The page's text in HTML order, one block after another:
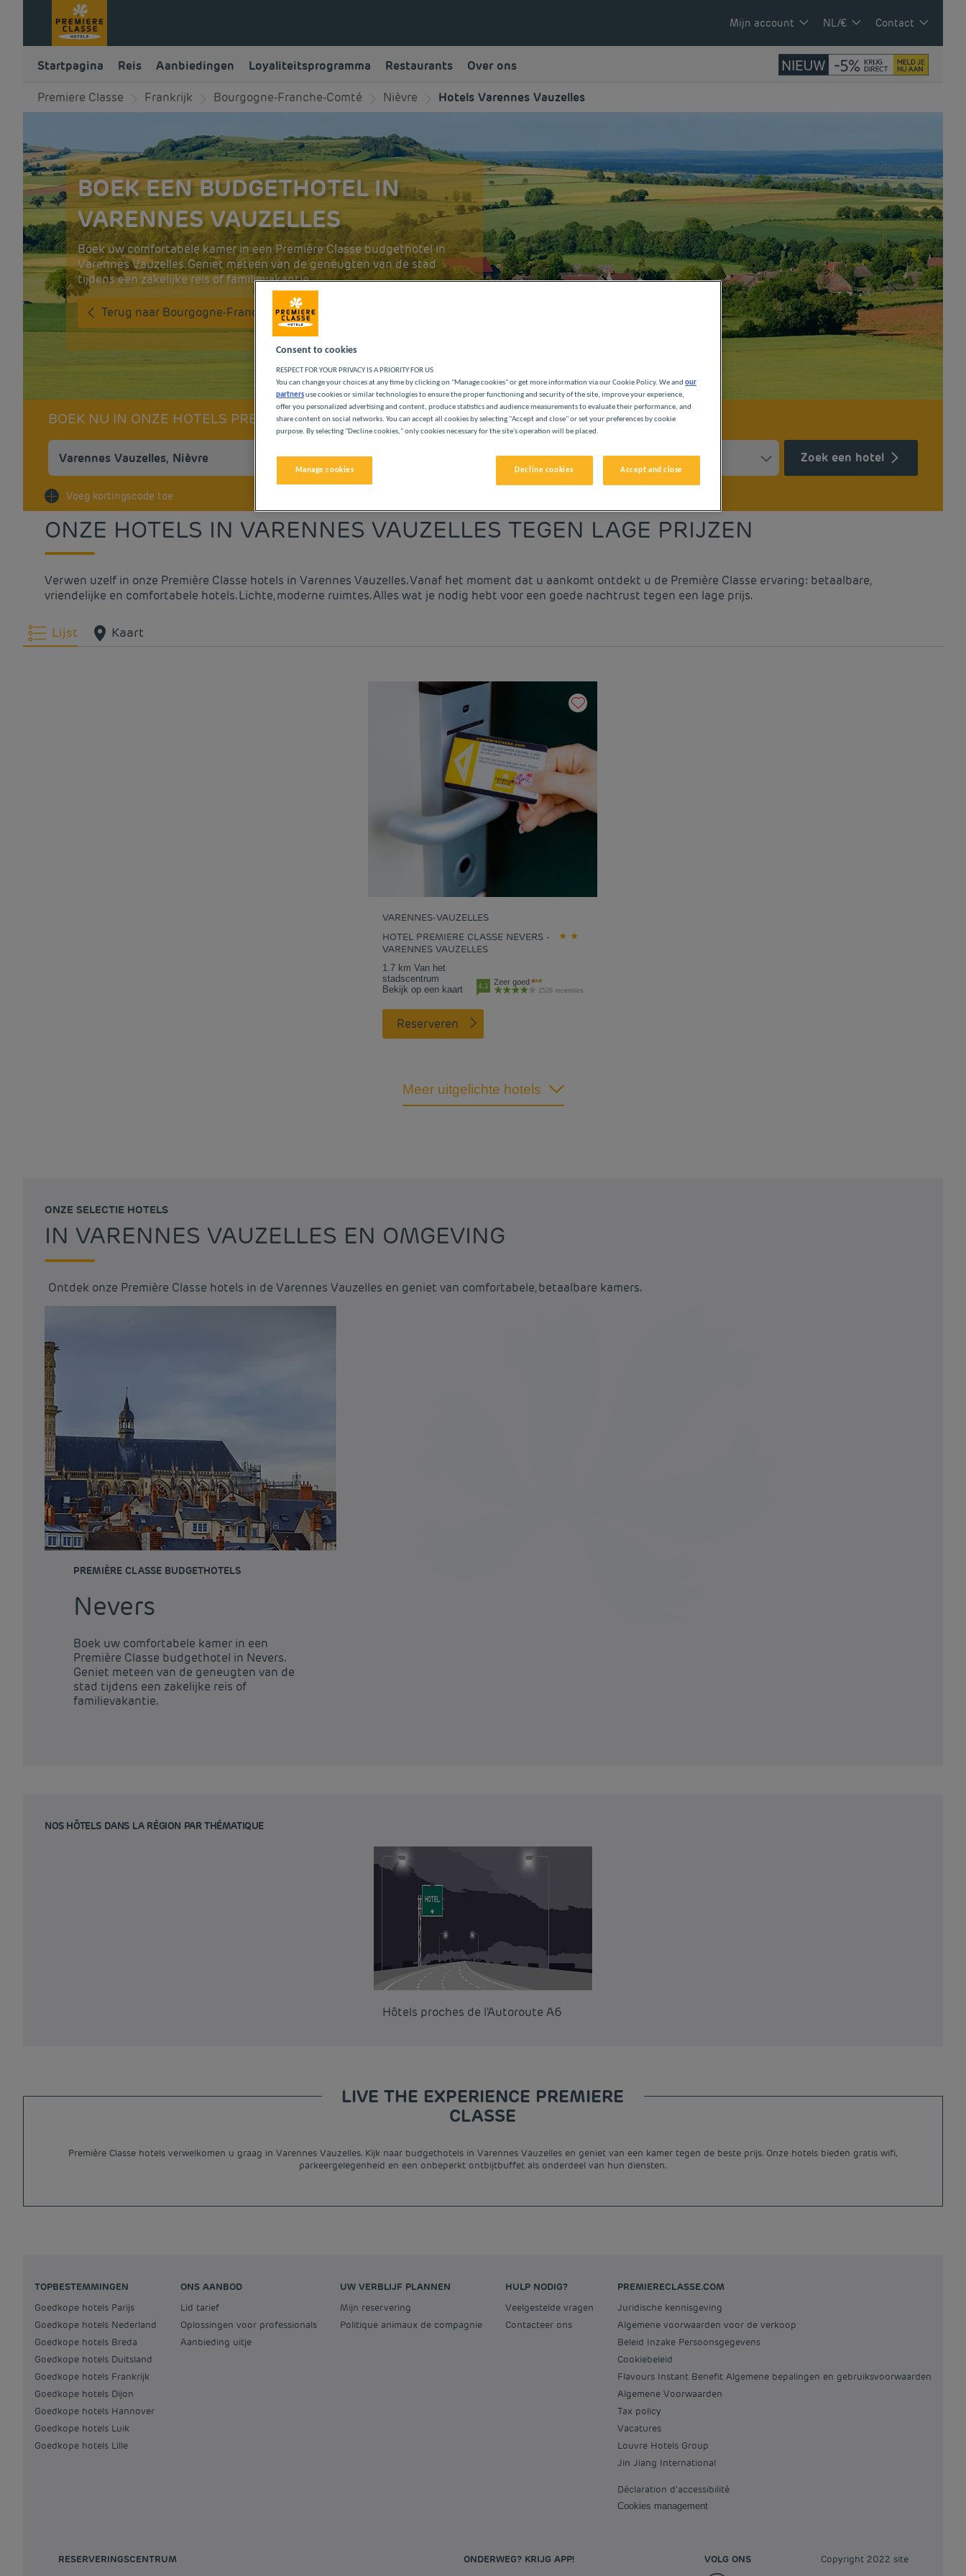
Mijn account NL/€ Contact
Startpagina Reis Aanbiedingen Loyaliteitsprogramma Restaurants Over ons
Premiere Classe Frankrijk Bourgogne-Franche-Comté Nièvre Hotels Varennes Vauzelles
BOEK EEN BUDGETHOTEL IN
VARENNES VAUZELLES
Boek uw comfortabele kamer in een Première Classe budgethotel in
Varennes Vauzelles. Geniet meteen van de geneugten van de stad
tijdens een zakelijke reis of familievakantie.
Terug naar Bourgogne-Franche-Comte
BOEK NU IN ONZE HOTELS PREMIÈRE CLASSE
Navigate forward to interact with the calendar and select a date. Press the question mark key to get the keyboard shortcuts for
Navigate backward to interact with the calendar and select a date. Press the question mark key to get the
Zoek een hotel
Voeg kortingscode toe
ONZE HOTELS IN VARENNES VAUZELLES TEGEN LAGE PRIJZEN
Verwen uzelf in onze Première Classe hotels in Varennes Vauzelles. Vanaf het moment dat u aankomt ontdekt u de Première Classe ervaring: betaalbare,
vriendelijke en comfortabele hotels. Lichte, moderne ruimtes. Alles wat je nodig hebt voor een goede nachtrust tegen een lage prijs.
Lijst Kaart
VARENNES-VAUZELLES
HOTEL PREMIERE CLASSE NEVERS -
VARENNES VAUZELLES
1.7 km Van het
stadscentrum
Bekijk op een kaart
4.1 Zeer goed
1526 recensies
Reserveren
Meer uitgelichte hotels
ONZE SELECTIE HOTELS
IN VARENNES VAUZELLES EN OMGEVING
Ontdek onze Première Classe hotels in de Varennes Vauzelles en geniet van comfortabele, betaalbare kamers.
PREMIÈRE CLASSE BUDGETHOTELS
Nevers
Boek uw comfortabele kamer in een
Première Classe budgethotel in Nevers.
Geniet meteen van de geneugten van de
stad tijdens een zakelijke reis of
familievakantie.
NOS HÔTELS DANS LA RÉGION PAR THÉMATIQUE
Hôtels proches de l'Autoroute A6
LIVE THE EXPERIENCE PREMIERE
CLASSE
Première Classe hotels verwelkomen u graag in Varennes Vauzelles. Kijk naar budgethotels in Varennes Vauzelles en geniet van een kamer tegen de beste prijs. Onze hotels bieden gratis wifi,
parkeergelegenheid en een onbeperkt ontbijtbuffet als onderdeel van hun diensten.
TOPBESTEMMINGEN
Goedkope hotels Parijs
Goedkope hotels Nederland
Goedkope hotels Breda
Goedkope hotels Duitsland
Goedkope hotels Frankrijk
Goedkope hotels Dijon
Goedkope hotels Hannover
Goedkope hotels Luik
Goedkope hotels Lille
ONS AANBOD
Lid tarief
Oplossingen voor professionals
Aanbieding uitje
UW VERBLIJF PLANNEN
Mijn reservering
Politique animaux de compagnie
HULP NODIG?
Veelgestelde vragen
Contacteer ons
PREMIERECLASSE.COM
Juridische kennisgeving
Algemene voorwaarden voor de verkoop
Beleid Inzake Persoonsgegevens
Cookiebeleid
Flavours Instant Benefit Algemene bepalingen en gebruiksvoorwaarden
Algemene Voorwaarden
Tax policy
Vacatures
Louvre Hotels Group
Jin Jiang International
Déclaration d'accessibilité
Cookies management
RESERVERINGSCENTRUM ONDERWEG? KRIJG APP! VOLG ONS Copyright 2022 site
Consent to cookies
RESPECT FOR YOUR PRIVACY IS A PRIORITY FOR US
You can change your choices at any time by clicking on "Manage cookies" or get more information via our Cookie Policy. We and our
partnersuse cookies or similar technologies to ensure the proper functioning and security of the site, improve your experience,
offer you personalized advertising and content, produce statistics and audience measurements to evaluate their performance, and
share content on social networks. You can accept all cookies by selecting "Accept and close" or set your preferences by cookie
purpose. By selecting "Decline cookies," only cookies necessary for the site's operation will be placed.
Manage cookies Decline cookies Accept and close